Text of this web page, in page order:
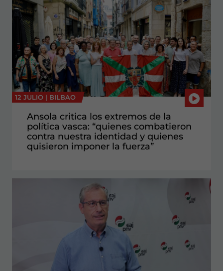
12 JULIO | BILBAO
Ansola critica los extremos de la
política vasca: “quienes combatieron
contra nuestra identidad y quienes
quisieron imponer la fuerza”